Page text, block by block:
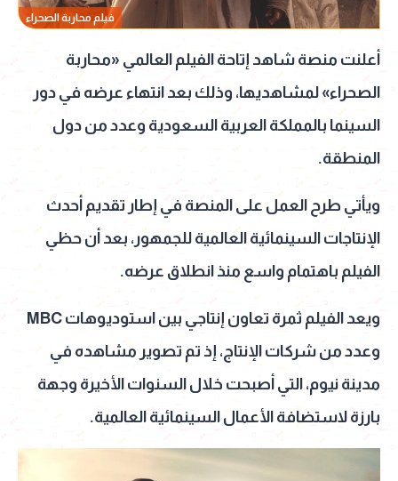
فيلم محاربة الصحراء
أعلنت منصة شاهد إتاحة الفيلم العالمي «محاربة
الصحراء» لمشاهديها، وذلك بعد انتهاء عرضه في دور
السينما بالمملكة العربية السعودية وعدد من دول
المنطقة.
ويأتي طرح العمل على المنصة في إطار تقديم أحدث
الإنتاجات السينمائية العالمية للجمهور، بعد أن حظي
الفيلم باهتمام واسع منذ انطلاق عرضه.
ويعد الفيلم ثمرة تعاون إنتاجي بين استوديوهات MBC
وعدد من شركات الإنتاج، إذ تم تصوير مشاهده في
مدينة نيوم، التي أصبحت خلال السنوات الأخيرة وجهة
بارزة لاستضافة الأعمال السينمائية العالمية.